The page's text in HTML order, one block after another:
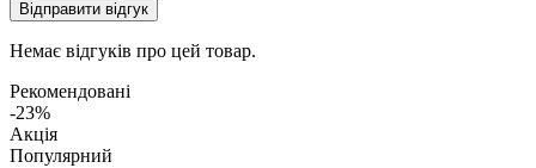
Відправити відгук
Немає відгуків про цей товар.
Рекомендовані
-23%
Акція
Популярний